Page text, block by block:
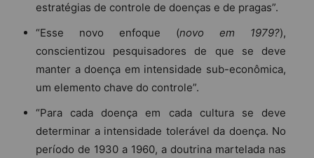
estratégias de controle de doenças e de pragas”.
“Esse novo enfoque (novo em 1979?),
conscientizou pesquisadores de que se deve
manter a doença em intensidade sub-econômica,
um elemento chave do controle”.
“Para cada doença em cada cultura se deve
determinar a intensidade tolerável da doença. No
período de 1930 a 1960, a doutrina martelada nas